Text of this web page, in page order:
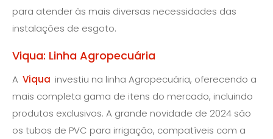
para atender às mais diversas necessidades das
instalações de esgoto.
Viqua: Linha Agropecuária
A Viqua investiu na linha Agropecuária, oferecendo a
mais completa gama de itens do mercado, incluindo
produtos exclusivos. A grande novidade de 2024 são
os tubos de PVC para irrigação, compatíveis com a